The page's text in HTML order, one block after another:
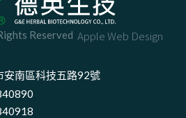
Reserved Apple Web Design
安南區科技五路92號